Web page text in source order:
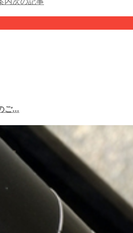
ご…